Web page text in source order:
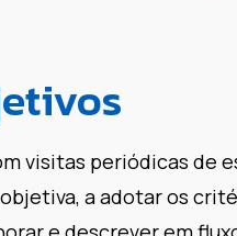
visitas periódicas de
a adotar os